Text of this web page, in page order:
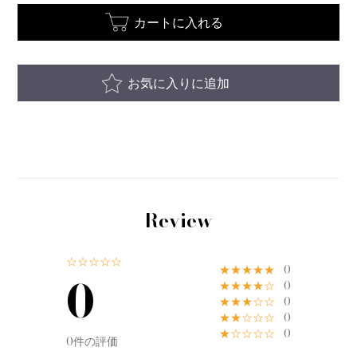
カートに入れる
お気に入りに追加
Review
☆☆☆☆☆
0
0件の評価
★★★★★ 0
★★★★☆ 0
★★★☆☆ 0
★★☆☆☆ 0
★☆☆☆☆ 0